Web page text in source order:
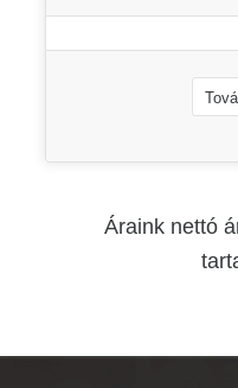
Áraink nettó